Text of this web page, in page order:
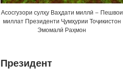
Асосгузори сулҳу Ваҳдати миллӣ – Пешвои
миллат Президенти Ҷумҳурии Тоҷикистон
Эмомалӣ Раҳмон
Президент